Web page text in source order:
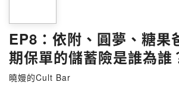
EP8：依附、圓夢、糖果
期保單的儲蓄險是誰為誰
曉嫚的Cult Bar